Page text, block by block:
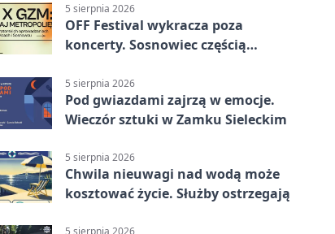
przed przerwą
5 sierpnia 2026
OFF Festival wykracza poza
koncerty. Sosnowiec częścią
5 sierpnia 2026
Pod gwiazdami zajrzą w emocje.
Wieczór sztuki w Zamku Sieleckim
5 sierpnia 2026
Chwila nieuwagi nad wodą może
kosztować życie. Służby ostrzegają
5 sierpnia 2026